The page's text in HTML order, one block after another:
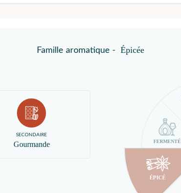
Famille aromatique - Épicée
SECONDAIRE
Gourmande FERMENTÉ
ÉPICÉ